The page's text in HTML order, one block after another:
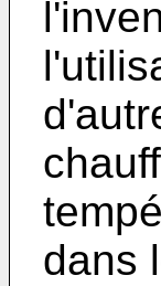
dans